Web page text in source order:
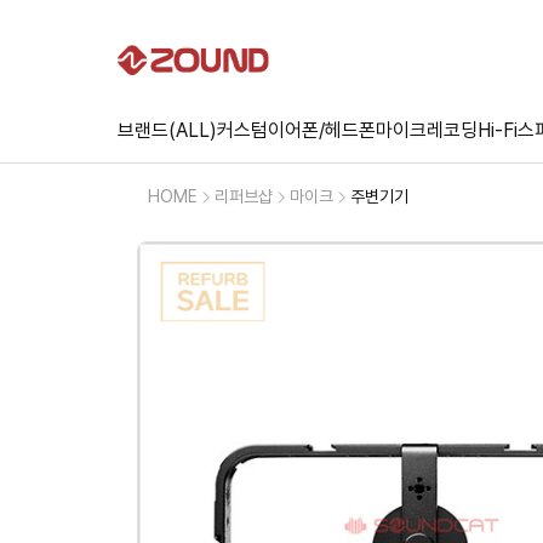
브랜드(ALL)커스텀이어폰/헤드폰마이크레코딩Hi-Fi스
HOME 리퍼브샵 마이크 주변기기